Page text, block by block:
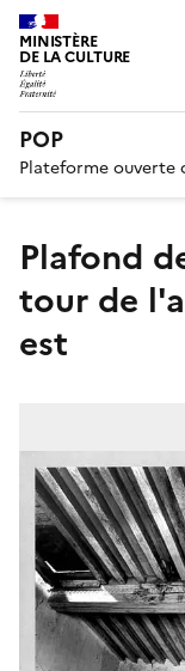
MINISTÈRE
DE LA CULTURE
POP
Plateforme ouverte
Plafond de la
tour de
est